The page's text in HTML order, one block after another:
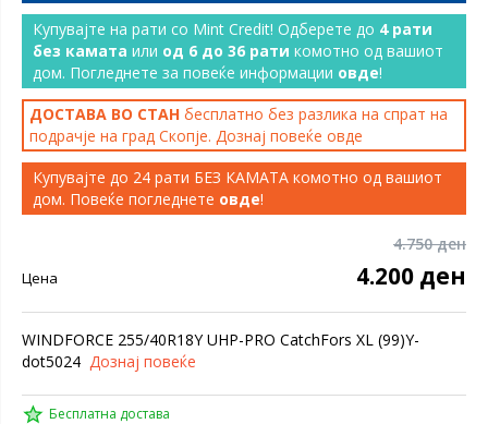
Купувајте на рати со Mint Credit! Одберете до 4 рати
без камата или од 6 до 36 рати комотно од вашиот
дом. Погледнете за повеќе информации овде!
ДОСТАВА ВО СТАН бесплатно без разлика на спрат на
подрачје на град Скопје. Дознај повеќе овде
Купувајте до 24 рати БЕЗ КАМАТА комотно од вашиот
дом. Повеќе погледнете овде!
4.750 ден
Цена 4.200 ден
WINDFORCE 255/40R18Y UHP-PRO CatchFors XL (99)Y-
dot5024 Дознај повеќе
Бесплатна достава